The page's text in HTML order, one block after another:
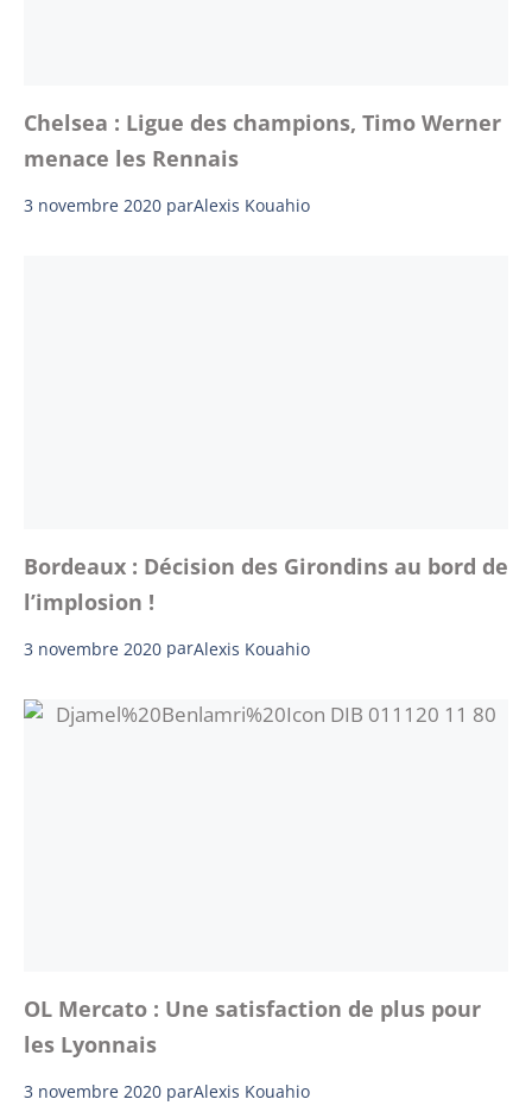
Chelsea : Ligue des champions, Timo Werner
menace les Rennais
3 novembre 2020 parAlexis Kouahio
Bordeaux : Décision des Girondins au bord de
l’implosion !
3 novembre 2020 parAlexis Kouahio
OL Mercato : Une satisfaction de plus pour
les Lyonnais
3 novembre 2020 parAlexis Kouahio